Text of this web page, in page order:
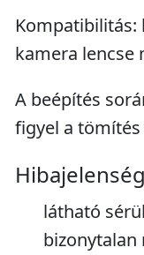
Kompatibilitás:
kamera lencse
A beépítés
figyel a tömítés
látható
bizonytalan